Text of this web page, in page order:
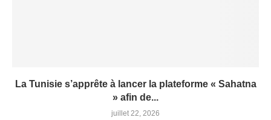
La Tunisie s’apprête à lancer la plateforme « Sahatna
» afin de...
juillet 22, 2026